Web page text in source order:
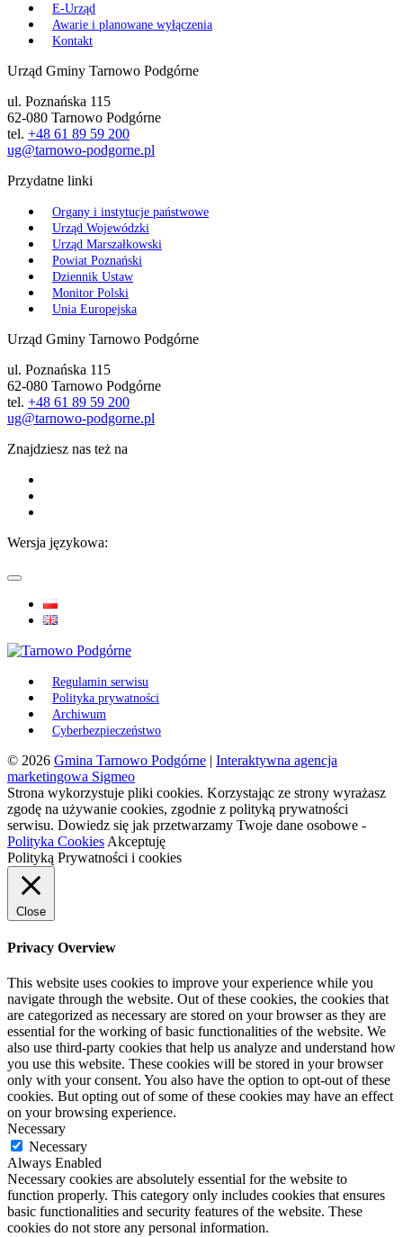
E-Urząd
Awarie i planowane wyłączenia
Kontakt
Urząd Gminy Tarnowo Podgórne
ul. Poznańska 115
62-080 Tarnowo Podgórne
tel. +48 61 89 59 200
ug@tarnowo-podgorne.pl
Przydatne linki
Organy i instytucje państwowe
Urząd Wojewódzki
Urząd Marszałkowski
Powiat Poznański
Dziennik Ustaw
Monitor Polski
Unia Europejska
Urząd Gminy Tarnowo Podgórne
ul. Poznańska 115
62-080 Tarnowo Podgórne
tel. +48 61 89 59 200
ug@tarnowo-podgorne.pl
Znajdziesz nas też na
Wersja językowa:
Regulamin serwisu
Polityka prywatności
Archiwum
Cyberbezpieczeństwo
© 2026 Gmina Tarnowo Podgórne | Interaktywna agencja
marketingowa Sigmeo
Strona wykorzystuje pliki cookies. Korzystając ze strony wyrażasz
zgodę na używanie cookies, zgodnie z polityką prywatności
serwisu. Dowiedz się jak przetwarzamy Twoje dane osobowe -
Polityka Cookies Akceptuję
Polityką Prywatności i cookies
Close
Privacy Overview
This website uses cookies to improve your experience while you
navigate through the website. Out of these cookies, the cookies that
are categorized as necessary are stored on your browser as they are
essential for the working of basic functionalities of the website. We
also use third-party cookies that help us analyze and understand how
you use this website. These cookies will be stored in your browser
only with your consent. You also have the option to opt-out of these
cookies. But opting out of some of these cookies may have an effect
on your browsing experience.
Necessary
Necessary
Always Enabled
Necessary cookies are absolutely essential for the website to
function properly. This category only includes cookies that ensures
basic functionalities and security features of the website. These
cookies do not store any personal information.